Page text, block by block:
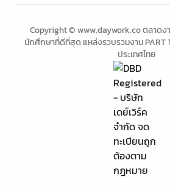
Copyright © www.daywork.co ตลาดง
นักศึกษาที่ดีที่สุด แหล่งรวบรวมงาน PART
ประเทศไทย